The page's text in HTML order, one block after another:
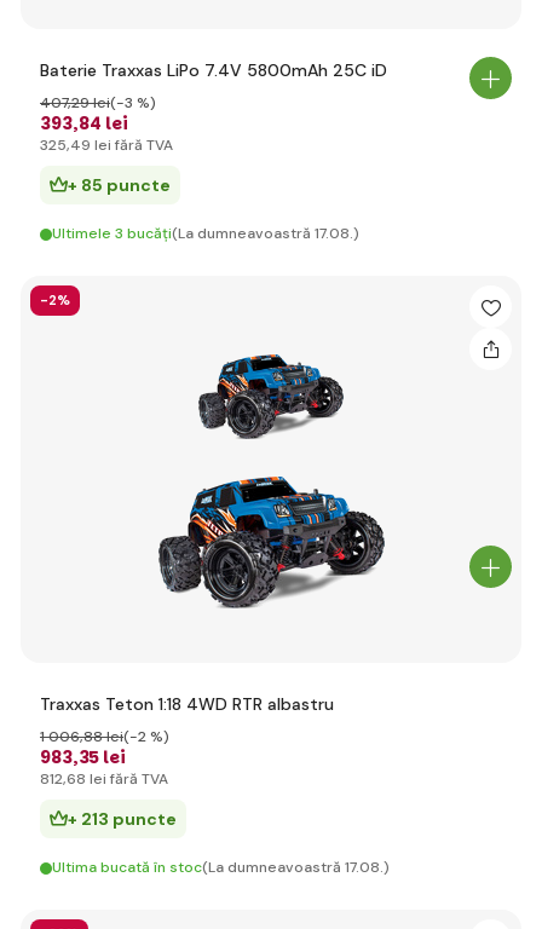
Baterie Traxxas LiPo 7.4V 5800mAh 25C iD
393,84 lei
407,29 lei(-3 %)
325,49 lei fără TVA
+ 85 puncte
Ultimele 3 bucăți(La dumneavoastră 17.08.)
-2%
Traxxas Teton 1:18 4WD RTR albastru
983,35 lei
1 006,88 lei(-2 %)
812,68 lei fără TVA
+ 213 puncte
Ultima bucată în stoc(La dumneavoastră 17.08.)